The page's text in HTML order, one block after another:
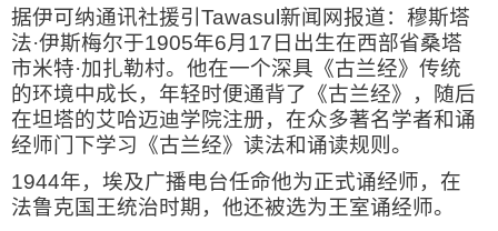
据伊可纳通讯社援引 Tawasul 新闻网报道：穆斯塔
法·伊斯梅尔于1905年6月 17 日出生在西部省桑塔
市米特·加扎勒村。他在一个深具《古兰经》传统
的环境中成长，年轻时便通背了《古兰经》，随后
在坦塔的艾哈迈迪学院注册，在众多著名学者和诵
经师门下学习《古兰经》读法和诵读规则。
1944年，埃及广播电台任命他为正式诵经师，在
法鲁克国王统治时期，他还被选为王室诵经师。